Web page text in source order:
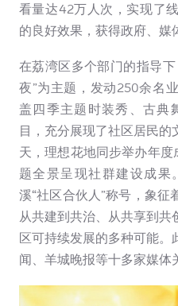
看量达42万人次，实现了
的良好效果，获得政府、媒
在荔湾区多个部门的指导
夜”为主题，发动250余名
盖四季主题时装秀、古典
目，充分展现了社区居民的
天，理想花地同步举办年度
题全景呈现社群建设成果
溪“社区合伙人”称号，象
从共建到共治、从共享到共
区可持续发展的多种可能
闻、羊城晚报等十多家媒体